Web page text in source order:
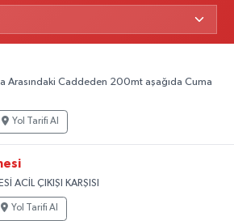
Arasındaki Caddeden 200mt aşağıda Cuma
Yol Tarifi Al
ACİL ÇIKIŞI KARŞISI
Yol Tarifi Al